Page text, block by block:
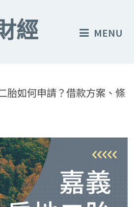
經 MENU
胎如何申請？借款方案、條